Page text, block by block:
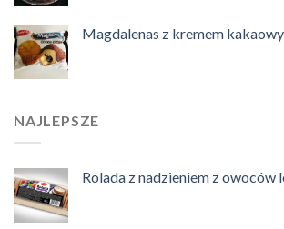
Magdalenas z kremem
NAJLEPSZE
Rolada z nadzieniem z owoców